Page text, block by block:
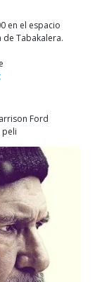
en el espacio
Tabakalera.
Ford
peli